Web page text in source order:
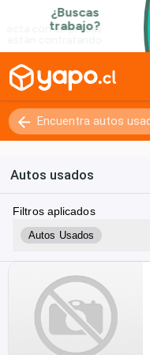
Autos usados
Filtros aplicados
Autos Usados